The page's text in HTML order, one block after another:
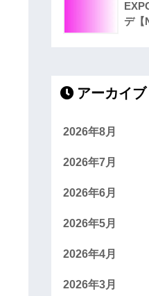
デ【
アーカイブ
2026年8月
2026年7月
2026年6月
2026年5月
2026年4月
2026年3月